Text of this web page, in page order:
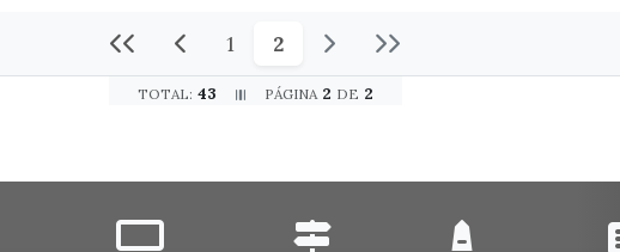
1 2
TOTAL: 43 PÁGINA 2 DE 2